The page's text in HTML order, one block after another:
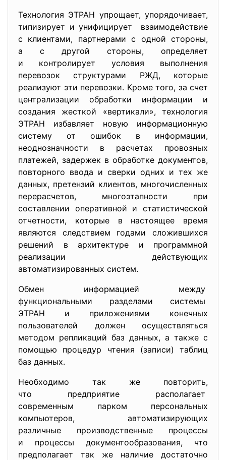
Технология ЭТРАН упрощает, упорядочивает,
типизирует и унифицирует взаимодействие
с клиентами, партнерами с одной стороны,
а с другой стороны, определяет
и контролирует условия выполнения
перевозок структурами РЖД, которые
реализуют эти перевозки. Кроме того, за счет
централизации обработки информации и
создания жесткой «вертикали», технология
ЭТРАН избавляет новую информационную
систему от ошибок в информации,
неоднозначности в расчетах провозных
платежей, задержек в обработке документов,
повторного ввода и сверки одних и тех же
данных, претензий клиентов, многочисленных
перерасчетов, многоэтапности при
составлении оперативной и статистической
отчетности, которые в настоящее время
являются следствием годами сложившихся
решений в архитектуре и программной
реализации действующих
автоматизированных систем.
Обмен информацией между
функциональными разделами системы
ЭТРАН и приложениями конечных
пользователей должен осуществляться
методом репликаций баз данных, а также с
помощью процедур чтения (записи) таблиц
баз данных.
Необходимо так же повторить,
что предприятие располагает
современным парком персональных
компьютеров, автоматизирующих
различные производственные процессы
и процессы документообразования, что
предполагает так же наличие достаточно